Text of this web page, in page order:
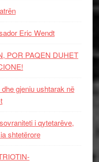
Eric Wendt
POR PAQEN DUHET
gjeniu ushtarak në
i qytetarëve,
shtetërore